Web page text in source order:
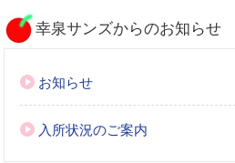
幸泉サンズからのお知らせ
お知らせ
入所状況のご案内